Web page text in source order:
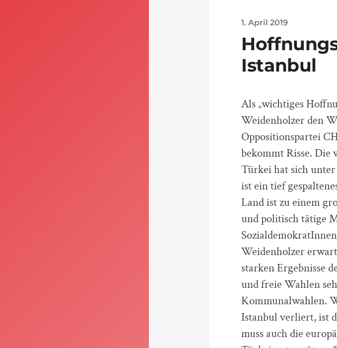
1. April 2019
Istanbul
Als „wichtiges
Weidenholzer den
Oppositionspartei
bekommt Risse. Die
Türkei hat sich
ist ein tief
Land ist zu einem
und politisch tätige
Weidenholzer
starken Ergebnisse
und freie Wahlen
Kommunalwahlen.
Istanbul verliert, ist
muss auch die